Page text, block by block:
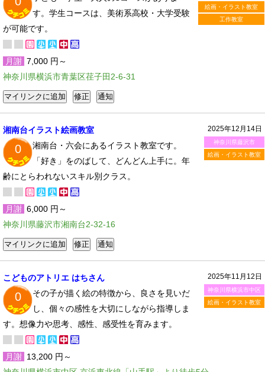
絵画・イラスト教室
工作教室
す。学生コースは、美術系高校・大学受験
が可能です。
月謝 7,000 円～
神奈川県横浜市青葉区荏子田2-6-31
2025年12月14日
神奈川県藤沢市
絵画・イラスト教室
湘南台イラスト絵画教室
0
湘南台・六会にあるイラスト教室です。
「好き」をのばして、どんどん上手に。年
齢にとらわれないスキル別クラス。
月謝 6,000 円～
神奈川県藤沢市湘南台2-32-16
2025年11月12日
神奈川県横浜市中区
絵画・イラスト教室
こどものアトリエ はちさん
0
その子が描く絵の特徴から、良さを見いだ
し、個々の感性を大切にしながら指導しま
す。想像力や思考、感性、感受性を育みます。
月謝 13,200 円～